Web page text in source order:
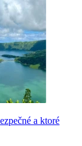
a ktoré